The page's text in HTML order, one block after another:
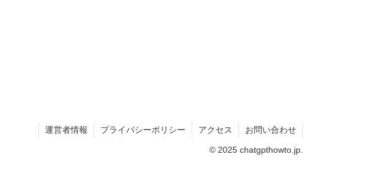
運営者情報 プライバシーポリシー アクセス お問い合わせ
© 2025 chatgpthowto.jp.